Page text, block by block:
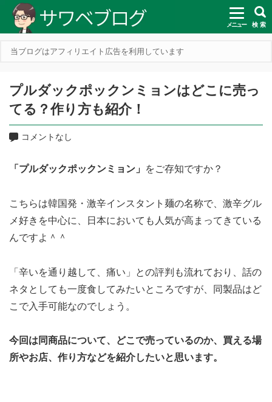
メニュー 検 索
当ブログはアフィリエイト広告を利用しています
プルダックポックンミョンはどこに売っ
てる？作り方も紹介！
コメントなし
「プルダックポックンミョン」 をご存知ですか？
こちらは韓国発・激辛インスタント麺の名称で、激辛グル
メ好きを中心に、日本においても人気が高まってきている
んですよ＾＾
「辛いを通り越して、痛い」との評判も流れており、話の
ネタとしても一度食してみたいところですが、同製品はど
こで入手可能なのでしょう。
今回は同商品について、どこで売っているのか、買える場
所やお店、作り方などを紹介したいと思います。